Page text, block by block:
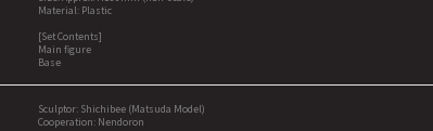
Material: Plastic
[Set Contents]
Main figure
Base
Sculptor: Shichibee (Matsuda Model)
Cooperation: Nendoron